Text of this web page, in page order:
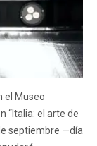
el Museo
“Italia: el arte de
septiembre —día